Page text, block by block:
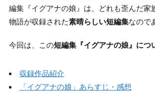
編集『イグアナの娘』は、どれも歪んだ家
物語が収録された素晴らしい短編集なので
今回は、この短編集『イグアナの娘』につ
収録作品紹介
「イグアナの娘」あらすじ・感想